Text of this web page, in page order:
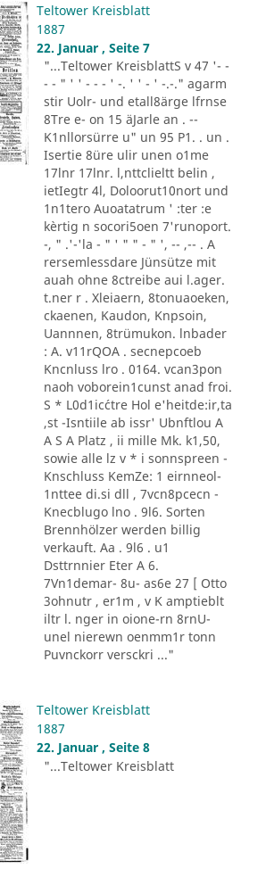
Teltower Kreisblatt
1887
22. Januar , Seite 7
"...Teltower KreisblattS v 47 '- -
- - " ' ' - - - ' -. ' ' - ' -.-." agarm
stir Uolr- und etall8ärge lfrnse
8Tre e- on 15 äJarle an . --
K1nllorsürre u" un 95 P1. . un .
Isertie 8üre ulir unen o1me
17lnr 17lnr. l,nttclieltt belin ,
ietIegtr 4l, Doloorut10nort und
1n1tero Auoatatrum ' :ter :e
kèrtig n socori5oen 7'runoport.
-, " .'-'la - " ' " " - " ', -- ,-- . A
rersemlessdare Jünsütze mit
auah ohne 8ctreibe aui l.ager.
t.ner r . Xleiaern, 8tonuaoeken,
ckaenen, Kaudon, Knpsoin,
Uannnen, 8trümukon. lnbader
: A. v11rQOA . secnepcoeb
Kncnluss lro . 0164. vcan3pon
naoh voborein1cunst anad froi.
S * L0d1ic´ctre Hol e'heitde:ir,ta
,st -Isntiile ab issr' Ubnftlou A
A S A Platz , ii mille Mk. k1,50,
sowie alle lz v * i sonnspreen -
Knschluss KemZe: 1 eirnneol-
1nttee di.si dll , 7vcn8pcecn -
Knecblugo lno . 9l6. Sorten
Brennhölzer werden billig
verkauft. Aa . 9l6 . u1
Dsttrnnier Eter A 6.
7Vn1demar- 8u- as6e 27 [ Otto
3ohnutr , er1m , v K amptieblt
iltr l. nger in oione-rn 8rnU-
unel nierewn oenmm1r tonn
Puvnckorr versckri ..."
Teltower Kreisblatt
1887
22. Januar , Seite 8
"...Teltower Kreisblatt